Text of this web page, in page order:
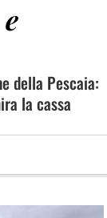
della Pescaia:
la cassa